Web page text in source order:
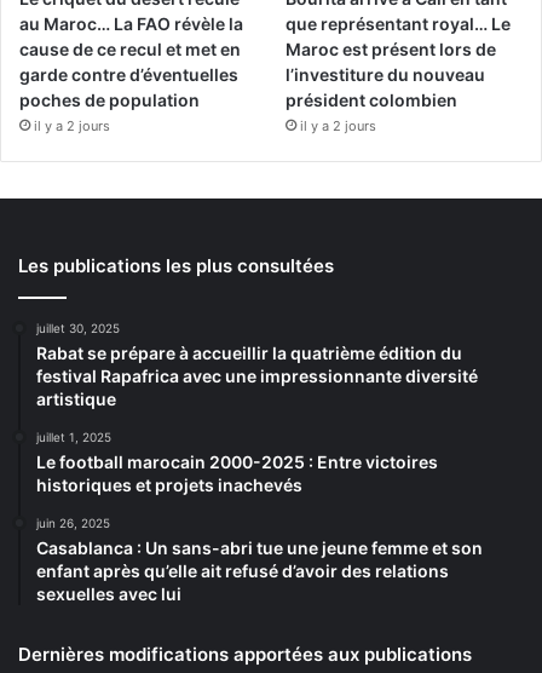
au Maroc… La FAO révèle la
cause de ce recul et met en
garde contre d’éventuelles
poches de population
il y a 2 jours
que représentant royal… Le
Maroc est présent lors de
l’investiture du nouveau
président colombien
il y a 2 jours
Les publications les plus consultées
juillet 30, 2025
Rabat se prépare à accueillir la quatrième édition du
festival Rapafrica avec une impressionnante diversité
artistique
juillet 1, 2025
Le football marocain 2000-2025 : Entre victoires
historiques et projets inachevés
juin 26, 2025
Casablanca : Un sans-abri tue une jeune femme et son
enfant après qu’elle ait refusé d’avoir des relations
sexuelles avec lui
Dernières modifications apportées aux publications